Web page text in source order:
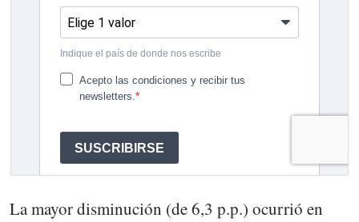
La mayor disminución (de 6,3 p.p.) ocurrió en